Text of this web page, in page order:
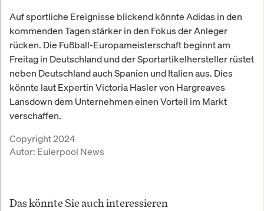
Auf sportliche Ereignisse blickend könnte Adidas in den
kommenden Tagen stärker in den Fokus der Anleger
rücken. Die Fußball-Europameisterschaft beginnt am
Freitag in Deutschland und der Sportartikelhersteller rüstet
neben Deutschland auch Spanien und Italien aus. Dies
könnte laut Expertin Victoria Hasler von Hargreaves
Lansdown dem Unternehmen einen Vorteil im Markt
verschaffen.
Copyright 2024
Autor: Eulerpool News
Das könnte Sie auch interessieren